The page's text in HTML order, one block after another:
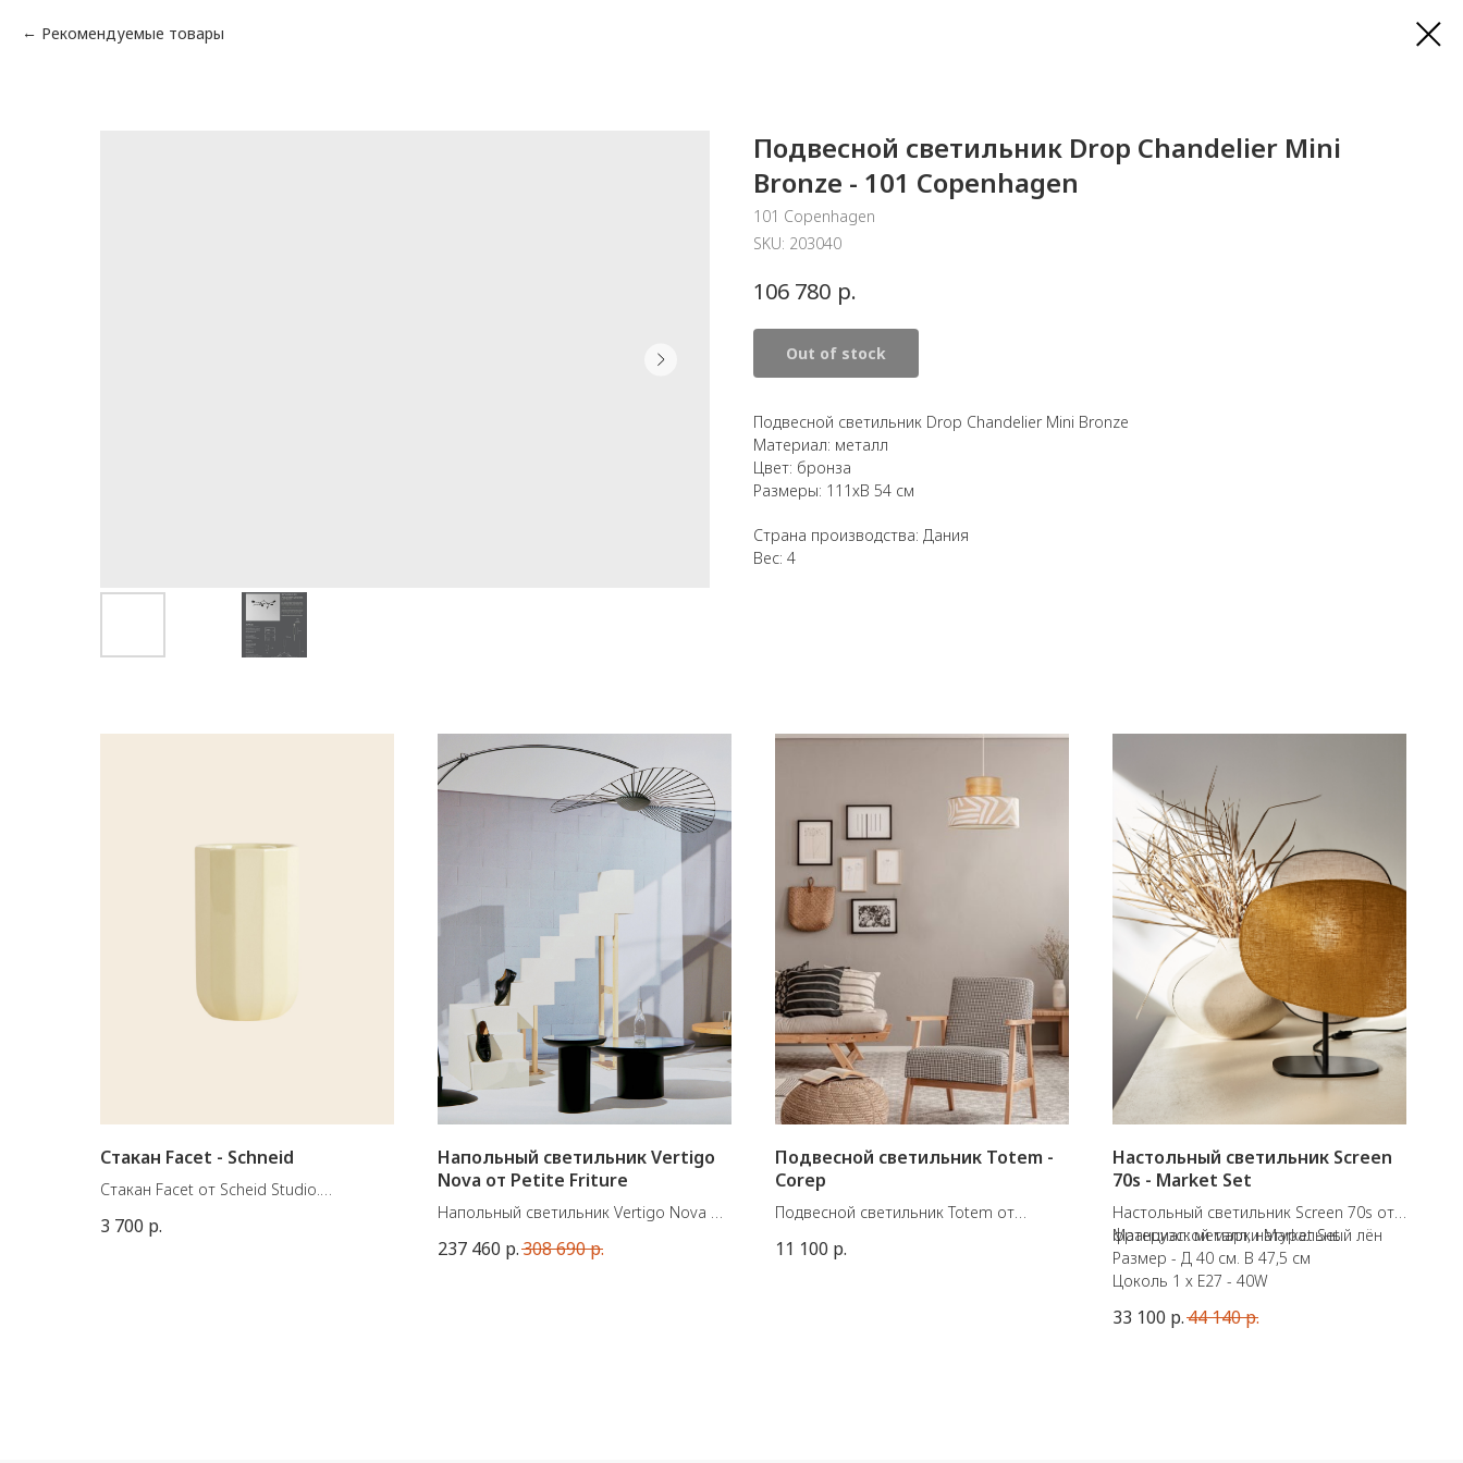
Рекомендуемые товары
Подвесной светильник Drop Chandelier Mini
Bronze - 101 Copenhagen
101 Copenhagen
SKU: 203040
106 780 р.
Out of stock
Подвесной светильник Drop Chandelier Mini Bronze
Материал: металл
Цвет: бронза
Размеры: 111хВ 54 см
Страна производства: Дания
Вес: 4
Стакан Facet - Schneid
Стакан Facet от Scheid Studio.
Германии.
3 700 р.
Напольный светильник Vertigo
Nova от Petite Friture
Напольный светильник Vertigo Nova от
Встроенный светодиодный источник
237 460 р.308 690р.
Подвесной светильник Totem -
Corep
Подвесной светильник Totem от
Материал: металл, ткань
11 100 р.
Настольный светильник Screen
70s - Market Set
Настольный светильник Screen 70s от
французской марки Market Set.
Материал: металл, натуральный лён
Размер - Д 40 см. В 47,5 см
Цоколь 1 х E27 - 40W
33 100 р.44 140р.